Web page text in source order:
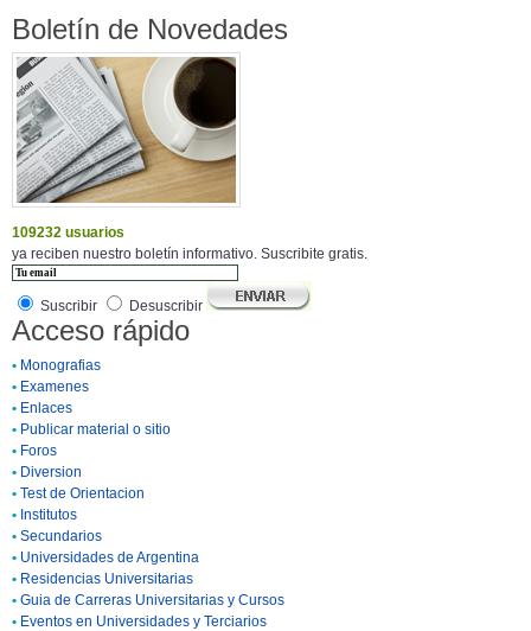
Boletín de Novedades
109232 usuarios
ya reciben nuestro boletín informativo. Suscribite gratis.
Suscribir Desuscribir
Acceso rápido
• Monografias
• Examenes
• Enlaces
• Publicar material o sitio
• Foros
• Diversion
• Test de Orientacion
• Institutos
• Secundarios
• Universidades de Argentina
• Residencias Universitarias
• Guia de Carreras Universitarias y Cursos
• Eventos en Universidades y Terciarios